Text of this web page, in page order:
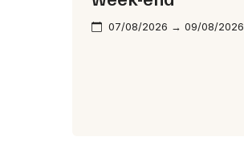
07/08/2026 → 09/08/2026